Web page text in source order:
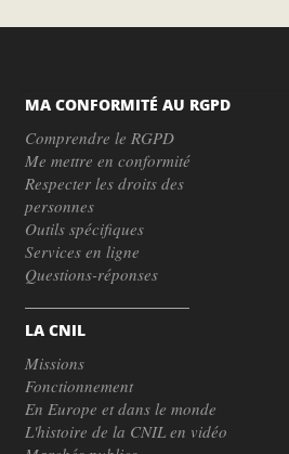
MA CONFORMITÉ AU RGPD
Comprendre le RGPD
Me mettre en conformité
Respecter les droits des
personnes
Outils spécifiques
Services en ligne
Questions-réponses
LA CNIL
Missions
Fonctionnement
En Europe et dans le monde
L'histoire de la CNIL en vidéo